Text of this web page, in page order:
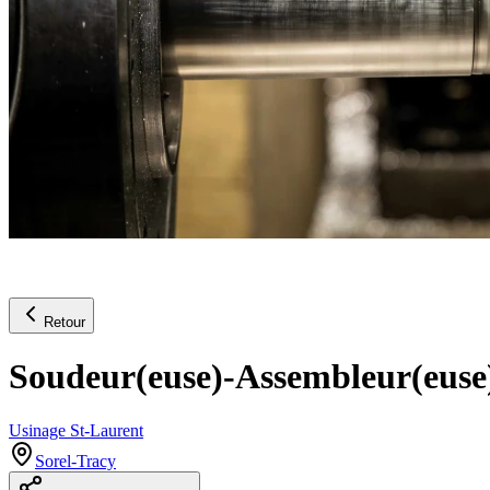
Retour
Soudeur(euse)-
Usinage St-Laurent
Sorel-Tracy